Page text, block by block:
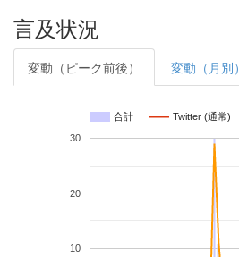
言及状況
変動（ピーク前後） 変動（月別）
合計 Twitter (通常)
10
20
30